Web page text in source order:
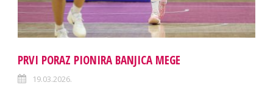
PRVI PORAZ PIONIRA BANJICA MEGE
19.03.2026.